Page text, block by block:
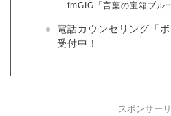
fmGIG「言葉の宝箱ブル
電話カウンセリング「
受付中！
スポンサー